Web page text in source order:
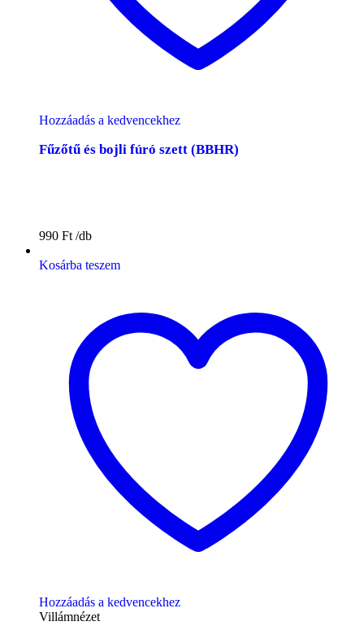
Hozzáadás a kedvencekhez
Fűzőtű és bojli fúró szett (BBHR)
990 Ft
Kosárba teszem
Hozzáadás a kedvencekhez
Villámnézet